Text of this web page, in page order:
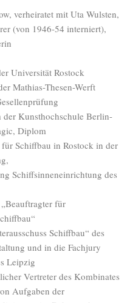
verheiratet mit Uta Wulsten,
(von 1946-54 interniert),
Universität Rostock
Mathias-Thesen-Werft
Kunsthochschule Berlin-
Diplom
Schiffbau in Rostock in der
Schiffsinneneinrichtung des
für
Schiffbau“ des
und in die Fachjury
Leipzig
Vertreter des Kombinates
Aufgaben der